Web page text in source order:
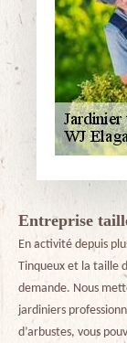
Entreprise
En activité depuis
Tinqueux et la taille
demande. Nous
jardiniers
d’arbustes, vous